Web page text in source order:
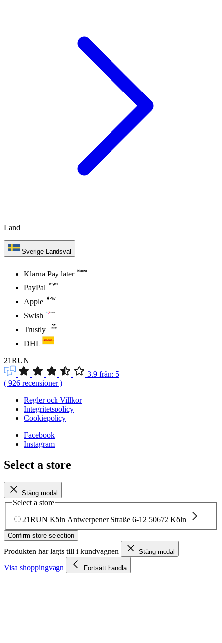
Land
Sverige Landsval
Klarna Pay later
PayPal
Apple
Swish
Trustly
DHL
21RUN
3.9 från: 5
( 926 recensioner)
Regler och Villkor
Integritetspolicy
Cookiepolicy
Facebook
Instagram
Select a store
Stäng modal
Select a store
21RUN Köln Antwerpener Straße 6-12 50672 Köln
Confirm store selection
Produkten har lagts till i kundvagnen Stäng modal
Visa shoppingvagn Fortsätt handla